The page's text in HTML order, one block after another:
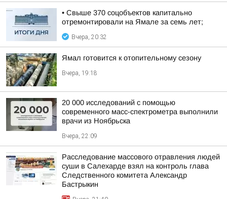
• Свыше 370 соцобъектов капитально
отремонтировали на Ямале за семь лет;
Вчера, 20:32
Ямал готовится к отопительному сезону
Вчера, 19:18
20 000 исследований с помощью
современного масс-спектрометра выполнили
врачи из Ноябрьска
Вчера, 22:09
Расследование массового отравления людей
суши в Салехарде взял на контроль глава
Следственного комитета Александр
Бастрыкин